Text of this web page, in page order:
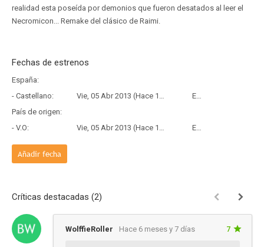
realidad esta poseída por demonios que fueron desatados al leer el
Necromicon... Remake del clásico de Raimi.
Fechas de estrenos
España:
- Castellano:
Vie, 05 Abr 2013 (Hace 13 años y 4 meses)
Estreno
País de origen:
- V.O:
Vie, 05 Abr 2013 (Hace 13 años y 4 meses) Estreno
Añadir fecha
Críticas destacadas (2)
WolffieRoller Hace 6 meses y 7 días 7